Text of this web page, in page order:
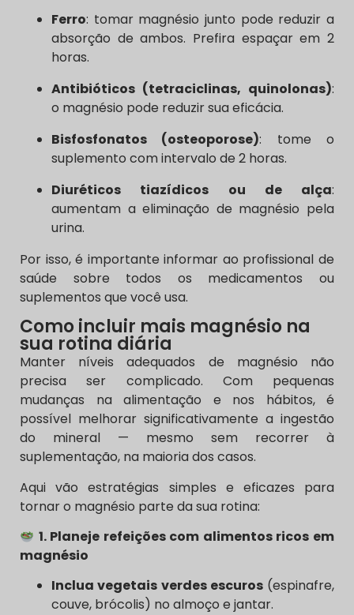
Ferro: tomar magnésio junto pode reduzir a
absorção de ambos. Prefira espaçar em 2
horas.
Antibióticos (tetraciclinas, quinolonas):
o magnésio pode reduzir sua eficácia.
Bisfosfonatos (osteoporose): tome o
suplemento com intervalo de 2 horas.
Diuréticos tiazídicos ou de alça:
aumentam a eliminação de magnésio pela
urina.
Por isso, é importante informar ao profissional de
saúde sobre todos os medicamentos ou
suplementos que você usa.
Como incluir mais magnésio na
sua rotina diária
Manter níveis adequados de magnésio não
precisa ser complicado. Com pequenas
mudanças na alimentação e nos hábitos, é
possível melhorar significativamente a ingestão
do mineral — mesmo sem recorrer à
suplementação, na maioria dos casos.
Aqui vão estratégias simples e eficazes para
tornar o magnésio parte da sua rotina:
1. Planeje refeições com alimentos ricos em
magnésio
Inclua vegetais verdes escuros(espinafre,
couve, brócolis) no almoço e jantar.